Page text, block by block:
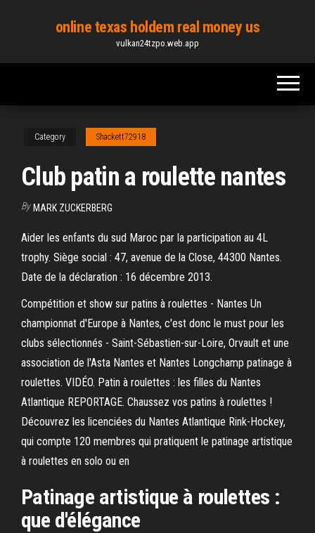
content
online texas holdem real money us
vulkan24tzpo.web.app
Category Shackett72918
Club patin a roulette nantes
By MARK ZUCKERBERG
Aider les enfants du sud Maroc par la participation au 4L
trophy. Siège social : 47, avenue de la Close, 44300 Nantes.
Date de la déclaration : 16 décembre 2013.
Compétition et show sur patins à roulettes - Nantes Un
championnat d'Europe à Nantes, c'est donc le must pour les
clubs sélectionnés - Saint-Sébastien-sur-Loire, Orvault et une
association de l'Asta Nantes et Nantes Longchamp patinage à
roulettes. VIDÉO. Patin à roulettes : les filles du Nantes
Atlantique REPORTAGE. Chaussez vos patins à roulettes !
Découvrez les licenciées du Nantes Atlantique Rink-Hockey,
qui compte 120 membres qui pratiquent le patinage artistique
à roulettes en solo ou en
Patinage artistique à roulettes :
que d'élégance